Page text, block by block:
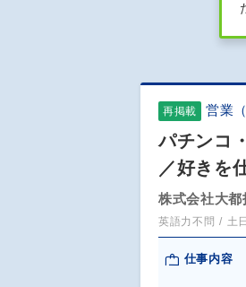
再掲載 営業
パチンコ
／好きを
株式会社大都
英語力不問 土
仕事内容